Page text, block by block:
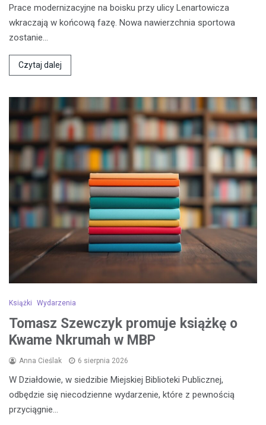
Prace modernizacyjne na boisku przy ulicy Lenartowicza
wkraczają w końcową fazę. Nowa nawierzchnia sportowa
zostanie…
Czytaj dalej
Książki Wydarzenia
Tomasz Szewczyk promuje książkę o
Kwame Nkrumah w MBP
Anna Cieślak 6 sierpnia 2026
W Działdowie, w siedzibie Miejskiej Biblioteki Publicznej,
odbędzie się niecodzienne wydarzenie, które z pewnością
przyciągnie…